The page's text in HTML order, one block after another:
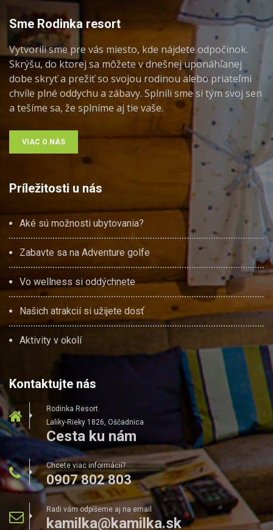
Sme Rodinka resort
Vytvorili sme pre vás miesto, kde nájdete odpočinok.
Skrýšu, do ktorej sa môžete v dnešnej uponáhľanej
dobe skryť a prežiť so svojou rodinou alebo priateľmi
chvíle plné oddychu a zábavy. Splnili sme si tým svoj sen
a tešíme sa, že splníme aj tie vaše.
VIAC O NÁS
Príležitosti u nás
Aké sú možnosti ubytovania?
Zabavte sa na Adventure golfe
Vo wellness si oddýchnete
Našich atrakcií si užijete dosť
Aktivity v okolí
Kontaktujte nás
Rodinka Resort
Laliky-Rieky 1826, Oščadnica
Cesta ku nám
Chcete viac informácií?
0907 802 803
Radi vám odpíšeme aj na email
kamilka@kamilka.sk